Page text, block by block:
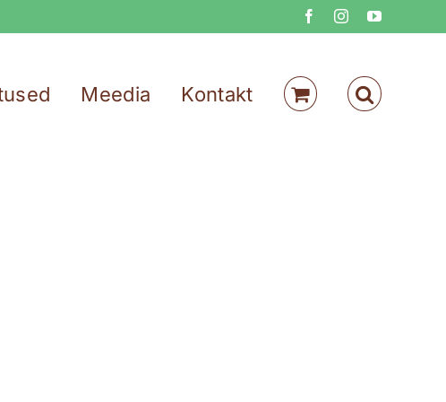
FacebookInstagramYouTube
Meedia Kontakt